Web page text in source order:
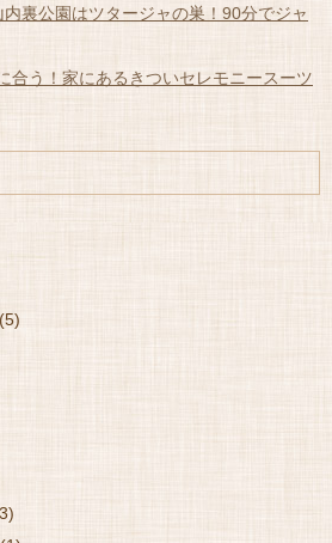
内裏公園はツタージャの巣！90分でジャ
合う！家にあるきついセレモニースーツ
(5)